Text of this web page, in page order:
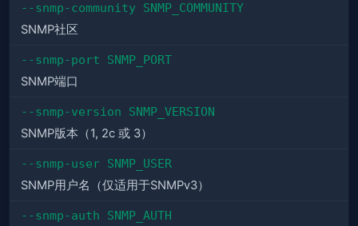
--snmp-community SNMP_COMMUNITY
SNMP社区
--snmp-port SNMP_PORT
SNMP端口
--snmp-version SNMP_VERSION
SNMP版本（1, 2c 或 3）
--snmp-user SNMP_USER
SNMP用户名（仅适用于SNMPv3）
--snmp-auth SNMP_AUTH